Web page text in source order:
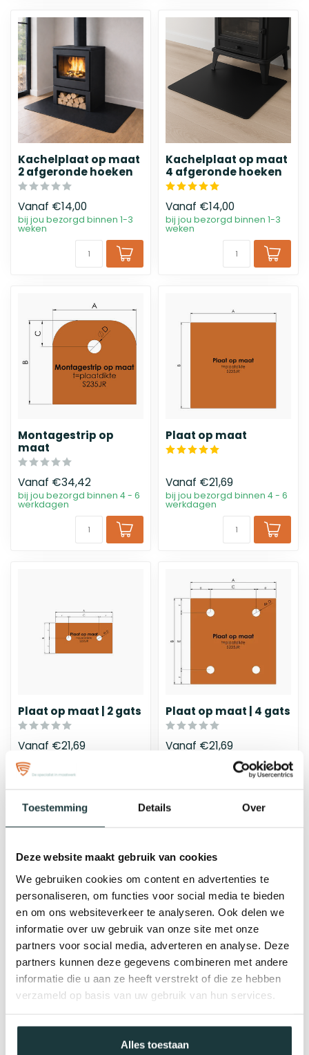
Toestemming Details Over
Deze website maakt gebruik van cookies
We gebruiken cookies om content en advertenties te
personaliseren, om functies voor social media te bieden
en om ons websiteverkeer te analyseren. Ook delen we
informatie over uw gebruik van onze site met onze
partners voor social media, adverteren en analyse. Deze
partners kunnen deze gegevens combineren met andere
informatie die u aan ze heeft verstrekt of die ze hebben
verzameld op basis van uw gebruik van hun services.
Alles toestaan
Kachelplaat op maat
2 afgeronde hoeken
Vanaf €14,00
bij jou bezorgd binnen 1-3
weken
Kachelplaat op maat
4 afgeronde hoeken
Vanaf €14,00
bij jou bezorgd binnen 1-3
weken
Montagestrip op
maat
Vanaf €34,42
bij jou bezorgd binnen 4 - 6
werkdagen
Plaat op maat
Vanaf €21,69
bij jou bezorgd binnen 4 - 6
werkdagen
Plaat op maat | 2 gats
Vanaf €21,69
werkdagen
Plaat op maat | 4 gats
Vanaf €21,69
bij jou bezorgd binnen 4 - 6
Plaat op maat | 6 gats Plaat op maat | 8 gats